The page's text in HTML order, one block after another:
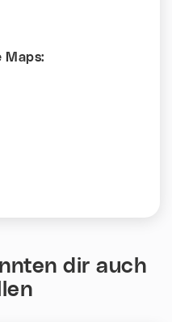
Maps:
dir auch